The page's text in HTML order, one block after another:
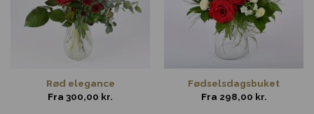
Rød elegance
Fra 300,00 kr.
Fødselsdagsbuket
Fra 298,00 kr.